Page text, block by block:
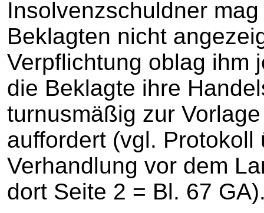
Insolvenzschuldner
Beklagten nicht
Verpflichtung oblag ihm
die Beklagte ihre
turnusmäßig zur
auffordert (vgl. Protokoll
Verhandlung vor dem
dort Seite 2 = Bl. 67